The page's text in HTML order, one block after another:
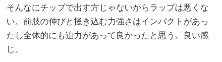
そんなにチップで出す方じゃないからラップは悪くな
い。前肢の伸びと掻き込む力強さはインパクトがあっ
たし全体的にも迫力があって良かったと思う。良い感
じ。